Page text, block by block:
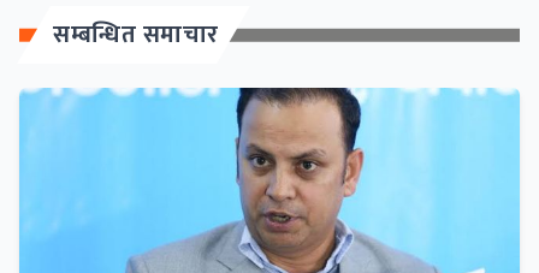
सम्बन्धित समाचार